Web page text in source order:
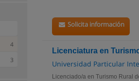
Solicita información
Licenciatura en
Universidad Particular
Licenciado/a en Turismo Rural
4
3